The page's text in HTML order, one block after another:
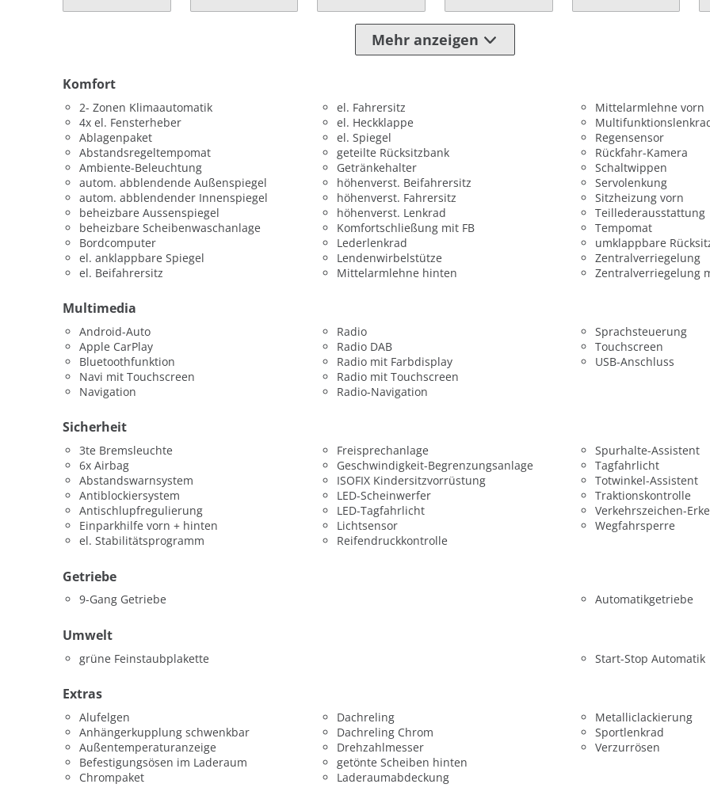
Mehr anzeigen
Komfort
2- Zonen Klimaautomatik
4x el. Fensterheber
Ablagenpaket
Abstandsregeltempomat
Ambiente-Beleuchtung
autom. abblendende Außenspiegel
autom. abblendender Innenspiegel
beheizbare Aussenspiegel
beheizbare Scheibenwaschanlage
Bordcomputer
el. anklappbare Spiegel
el. Beifahrersitz
el. Fahrersitz
el. Heckklappe
el. Spiegel
geteilte Rücksitzbank
Getränkehalter
höhenverst. Beifahrersitz
höhenverst. Fahrersitz
höhenverst. Lenkrad
Komfortschließung mit FB
Lederlenkrad
Lendenwirbelstütze
Mittelarmlehne hinten
Mittelarmlehne vorn
Regensensor
Rückfahr-Kamera
Schaltwippen
Servolenkung
Sitzheizung vorn
Teillederausstattung
Tempomat
umklappbare
Zentralverriegelung
Zentralverriegelung
Multimedia
Android-Auto
Apple CarPlay
Bluetoothfunktion
Navi mit Touchscreen
Navigation
Radio
Radio DAB
Radio mit Farbdisplay
Radio mit Touchscreen
Radio-Navigation
Sprachsteuerung
Touchscreen
USB-Anschluss
Sicherheit
3te Bremsleuchte
6x Airbag
Abstandswarnsystem
Antiblockiersystem
Antischlupfregulierung
Einparkhilfe vorn + hinten
el. Stabilitätsprogramm
Freisprechanlage
Geschwindigkeit-Begrenzungsanlage
ISOFIX Kindersitzvorrüstung
LED-Scheinwerfer
LED-Tagfahrlicht
Lichtsensor
Reifendruckkontrolle
Spurhalte-Assistent
Tagfahrlicht
Totwinkel-Assistent
Traktionskontrolle
Verkehrszeichen-
Wegfahrsperre
Getriebe
9-Gang Getriebe Automatikgetriebe
Umwelt
grüne Feinstaubplakette Start-Stop Automatik
Extras
Alufelgen
Anhängerkupplung schwenkbar
Außentemperaturanzeige
Befestigungsösen im Laderaum
Chrompaket
Dachreling
Dachreling Chrom
Drehzahlmesser
getönte Scheiben hinten
Laderaumabdeckung
Metalliclackierung
Sportlenkrad
Verzurrösen